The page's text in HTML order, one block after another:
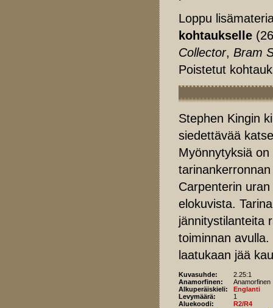
Loppu
kohtaukselle
Collector, Bram
Poistetut
Stephen Kingin
siedettävää
Myönnytyksiä
Carpenterin
elokuvista.
jännitystilanteita
toiminnan
laatukaan jää
Kuvasuhde:
2.25:1
Anamorfinen:
Anamorfinen
Alkuperäiskieli:
Englanti
Levymäärä:
1
Aluekoodi:
R2/R4